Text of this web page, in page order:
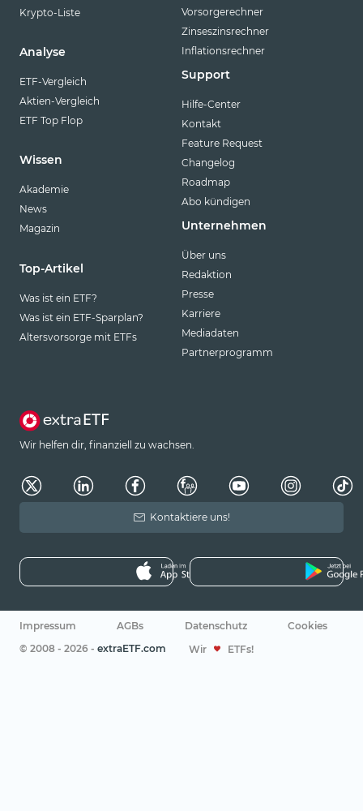
Krypto-Liste
Analyse
ETF-Vergleich
Aktien-Vergleich
ETF Top Flop
Wissen
Akademie
News
Magazin
Top-Artikel
Was ist ein ETF?
Was ist ein ETF-Sparplan?
Altersvorsorge mit ETFs
Vorsorgerechner
Zinseszinsrechner
Inflationsrechner
Support
Hilfe-Center
Kontakt
Feature Request
Changelog
Roadmap
Abo kündigen
Unternehmen
Über uns
Redaktion
Presse
Karriere
Mediadaten
Partnerprogramm
Wir helfen dir, finanziell zu wachsen.
Kontaktiere uns!
Impressum AGBs Datenschutz
Cookies
© 2008 - 2026 - extraETF.com Wir ETFs!